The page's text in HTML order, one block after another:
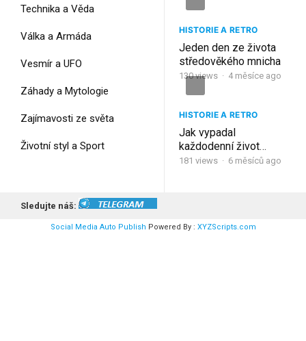
Technika a Věda
Válka a Armáda
Vesmír a UFO
Záhady a Mytologie
Zajímavosti ze světa
Životní styl a Sport
HISTORIE A RETRO
Jeden den ze života
středověkého mnicha
130views · 4 měsíce ago
HISTORIE A RETRO
Jak vypadal
každodenní život
středověkého mnicha?
181 views · 6 měsíců ago
Sledujte náš:
Social Media Auto Publish Powered By : XYZScripts.com